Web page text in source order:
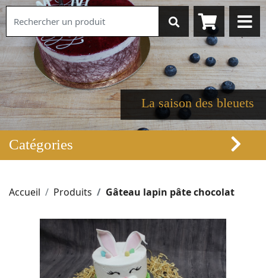
La saison des bleuets
Catégories
Accueil Produits Gâteau lapin pâte chocolat